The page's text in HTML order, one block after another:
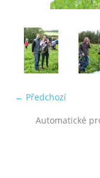
← Předchozí
Automatické